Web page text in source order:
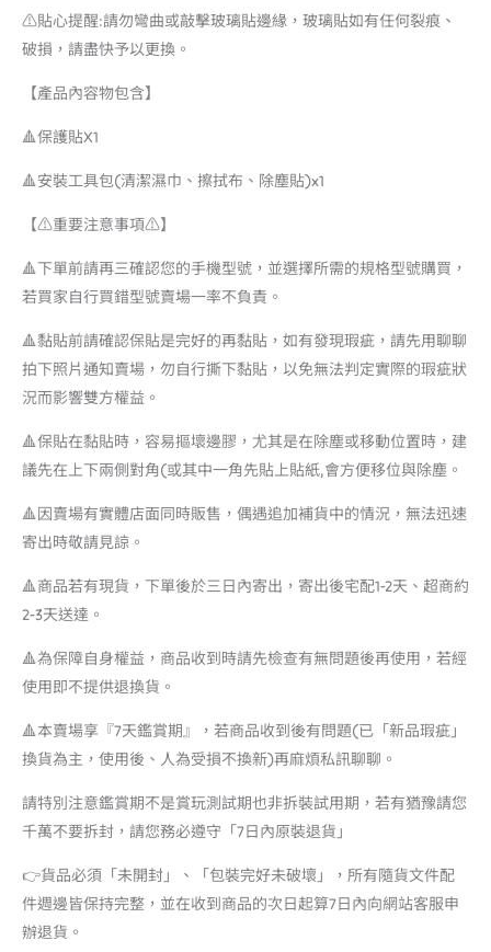
⚠️貼心提醒:請勿彎曲或敲擊玻璃貼邊緣，玻璃貼如有任何裂痕、
破損，請盡快予以更換。
【產品內容物包含】
🔺保護貼X1
🔺安裝工具包(清潔濕巾、擦拭布、除塵貼)x1
【⚠️重要注意事項⚠️】
🔺下單前請再三確認您的手機型號，並選擇所需的規格型號購買，
若買家自行買錯型號賣場一率不負責。
🔺黏貼前請確認保貼是完好的再黏貼，如有發現瑕疵，請先用聊聊
拍下照片通知賣場，勿自行撕下黏貼，以免無法判定實際的瑕疵狀
況而影響雙方權益。
🔺保貼在黏貼時，容易摳壞邊膠，尤其是在除塵或移動位置時，建
議先在上下兩側對角(或其中一角先貼上貼紙,會方便移位與除塵。
🔺因賣場有實體店面同時販售，偶遇追加補貨中的情況，無法迅速
寄出時敬請見諒。
🔺商品若有現貨，下單後於三日內寄出，寄出後宅配1-2天、超商約
2-3天送達。
🔺為保障自身權益，商品收到時請先檢查有無問題後再使用，若經
使用即不提供退換貨。
🔺本賣場享『7天鑑賞期』，若商品收到後有問題(已「新品瑕疵」
換貨為主，使用後、人為受損不換新)再麻煩私訊聊聊。
請特別注意鑑賞期不是賞玩測試期也非拆裝試用期，若有猶豫請您
千萬不要拆封，請您務必遵守「7日內原裝退貨」
👉貨品必須「未開封」、「包裝完好未破壞」，所有隨貨文件配
件週邊皆保持完整，並在收到商品的次日起算7日內向網站客服申
辦退貨。